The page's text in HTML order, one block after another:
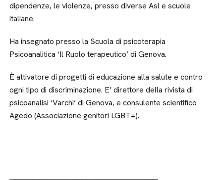
dipendenze, le violenze, presso diverse Asl e scuole
italiane.
Ha insegnato presso la Scuola di psicoterapia
Psicoanalitica ‘Il Ruolo terapeutico’ di Genova.
È attivatore di progetti di educazione alla salute e contro
ogni tipo di discriminazione. E’ direttore della rivista di
psicoanalisi ‘Varchi’ di Genova, e consulente scientifico
Agedo (Associazione genitori LGBT+).